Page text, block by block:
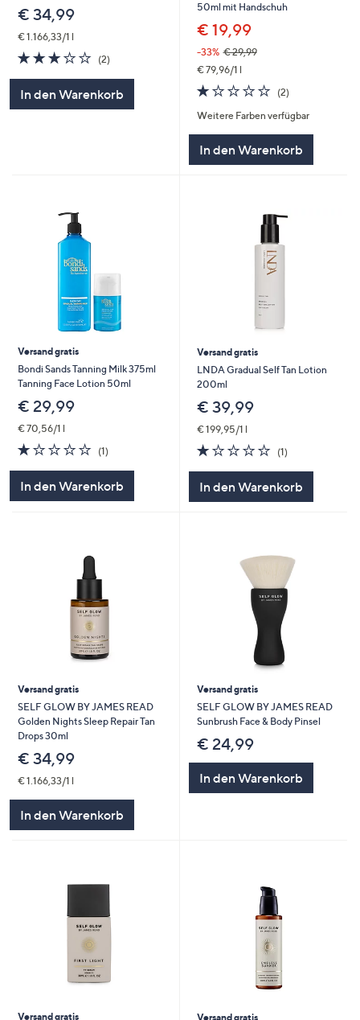
€ 34,99
€ 1.166,33/1 l
3.0
von
(2)2
In den Warenkorb
50ml mit Handschuh
€ 19,99
-33% € 29,99
€ 79,96/1 l
1.0
von
5
(2)2
Weitere Farben verfügbar
In den Warenkorb
Versand gratis
Bondi Sands Tanning Milk 375ml
Tanning Face Lotion 50ml
€ 29,99
€ 70,56/1 l
1.0
von
(1)1
In den Warenkorb
Versand gratis
LNDA Gradual Self Tan Lotion
200ml
€ 39,99
€ 199,95/1 l
1.0
von
(1)1
In den Warenkorb
Versand gratis
SELF GLOW BY JAMES READ
Golden Nights Sleep Repair Tan
Drops 30ml
€ 34,99
€ 1.166,33/1 l
In den Warenkorb
Versand gratis
SELF GLOW BY JAMES READ
Sunbrush Face & Body Pinsel
€ 24,99
In den Warenkorb
Versand gratis
Versand gratis